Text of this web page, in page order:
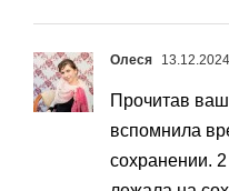
Олеся
Прочитав
вспомнила
сохранении.